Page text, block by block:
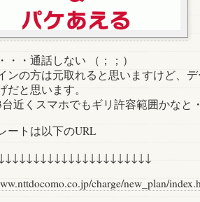
・・通話しない （；；）
ンの方は元取れると思いますけど、
だと思います。
近くスマホでもギリ許容範囲かなと
ートは以下のURL
charge/new_plan/